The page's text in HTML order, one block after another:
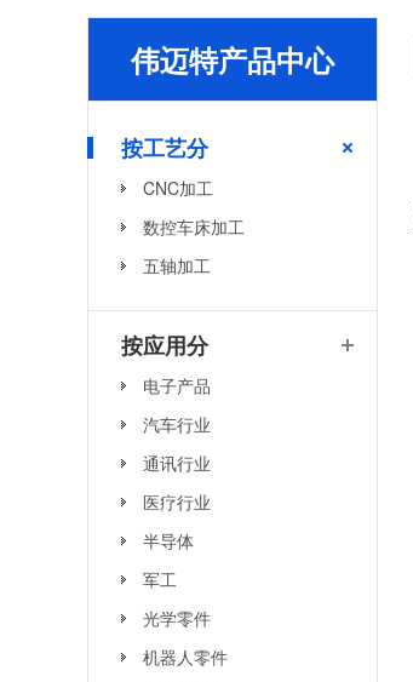
伟迈特产品中心
按工艺分
CNC加工
数控车床加工
五轴加工
按应用分
电子产品
汽车行业
通讯行业
医疗行业
半导体
军工
光学零件
机器人零件